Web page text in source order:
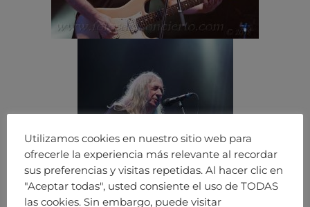
Utilizamos cookies en nuestro sitio web para
ofrecerle la experiencia más relevante al recordar
sus preferencias y visitas repetidas. Al hacer clic en
"Aceptar todas", usted consiente el uso de TODAS
las cookies. Sin embargo, puede visitar